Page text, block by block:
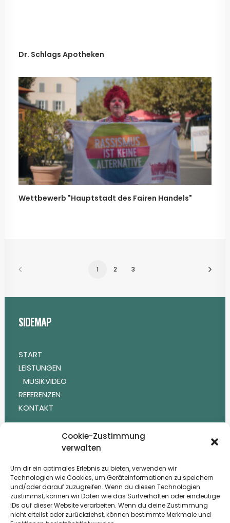
Cookie-Zustimmung
verwalten
Um dir ein optimales Erlebnis zu bieten, verwenden wir
Technologien wie Cookies, um Geräteinformationen zu speichern
und/oder darauf zuzugreifen. Wenn du diesen Technologien
zustimmst, können wir Daten wie das Surfverhalten oder eindeutige
IDs auf dieser Website verarbeiten. Wenn du deine Zustimmung
nicht erteilst oder zurückziehst, können bestimmte Merkmale und
Dr. Schlags Apotheken
Wettbewerb "Hauptstadt des Fairen Handels"
1 2 3
SIDEMAP
START
LEISTUNGEN
MUSIKVIDEO
REFERENZEN
KONTAKT
RECHTLICHES
IMPRESSUM
HAFTUNGSAUSSCHLUSS
COOKIE-RICHTLINIEN